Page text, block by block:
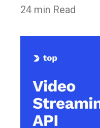
24 min Read